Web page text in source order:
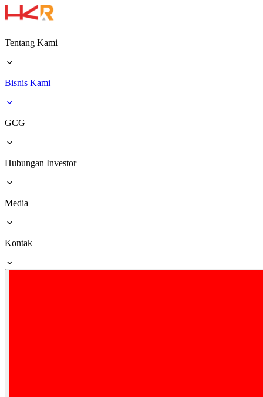
Tentang Kami
Bisnis Kami
GCG
Hubungan Investor
Media
Kontak